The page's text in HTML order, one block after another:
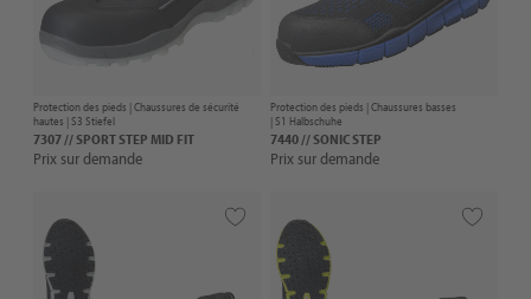
Protection des pieds |Chaussures de sécurité
hautes | S3 Stiefel
7307 // SPORT STEP MID FIT
Prix sur demande
Protection des pieds |Chaussures basses
| S1 Halbschuhe
7440 // SONIC STEP
Prix sur demande